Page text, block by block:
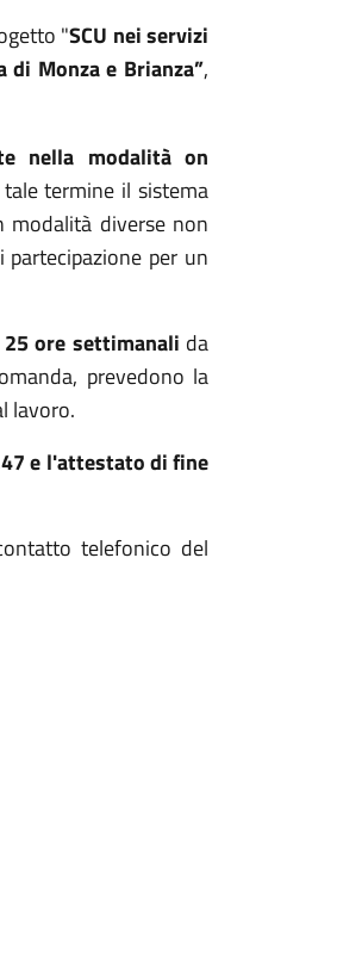
"SCU nei servizi
Monza e Brianza”,
nella modalità on
termine il sistema
modalità diverse non
per un
ore settimanali da
prevedono la
lavoro.
e l'attestato di fine
telefonico del